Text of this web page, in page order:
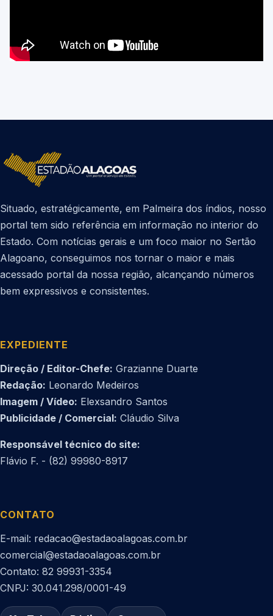
Situado, estratégicamente, em Palmeira dos índios, nosso
portal tem sido referência em informação no interior do
Estado. Com notícias gerais e um foco maior no Sertão
Alagoano, conseguimos nos tornar o maior e mais
acessado portal da nossa região, alcançando números
bem expressivos e consistentes.
EXPEDIENTE
Direção / Editor-Chefe: Grazianne Duarte
Redação: Leonardo Medeiros
Imagem / Vídeo: Elexsandro Santos
Publicidade / Comercial: Cláudio Silva
Responsável técnico do site:
Flávio F. - (82) 99980-8917
CONTATO
E-mail: redacao@estadaoalagoas.com.br
comercial@estadaoalagoas.com.br
Contato: 82 99931-3354
CNPJ: 30.041.298/0001-49